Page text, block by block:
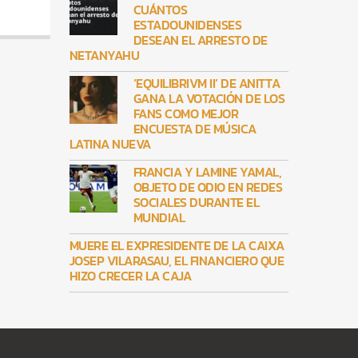
CUÁNTOS
ESTADOUNIDENSES
DESEAN EL ARRESTO DE
NETANYAHU
‘EQUILIBRIVM II’ DE ANITTA
GANA LA VOTACIÓN DE LOS
FANS COMO MEJOR
ENCUESTA DE MÚSICA
LATINA NUEVA
FRANCIA Y LAMINE YAMAL,
OBJETO DE ODIO EN REDES
SOCIALES DURANTE EL
MUNDIAL
MUERE EL EXPRESIDENTE DE LA CAIXA
JOSEP VILARASAU, EL FINANCIERO QUE
HIZO CRECER LA CAJA